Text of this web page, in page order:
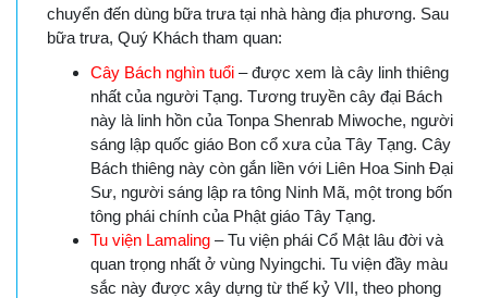
chuyển đến dùng bữa trưa tại nhà hàng địa phương. Sau
bữa trưa, Quý Khách tham quan:
Cây Bách nghìn tuổi – được xem là cây linh thiêng
nhất của người Tạng. Tương truyền cây đại Bách
này là linh hồn của Tonpa Shenrab Miwoche, người
sáng lập quốc giáo Bon cổ xưa của Tây Tạng. Cây
Bách thiêng này còn gắn liền với Liên Hoa Sinh Đại
Sư, người sáng lập ra tông Ninh Mã, một trong bốn
tông phái chính của Phật giáo Tây Tạng.
Tu viện Lamaling – Tu viện phái Cổ Mật lâu đời và
quan trọng nhất ở vùng Nyingchi. Tu viện đầy màu
sắc này được xây dựng từ thế kỷ VII, theo phong